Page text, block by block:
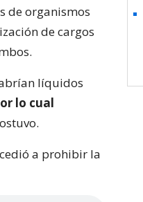
de organismos
de cargos
líquidos
lo cual
a prohibir la